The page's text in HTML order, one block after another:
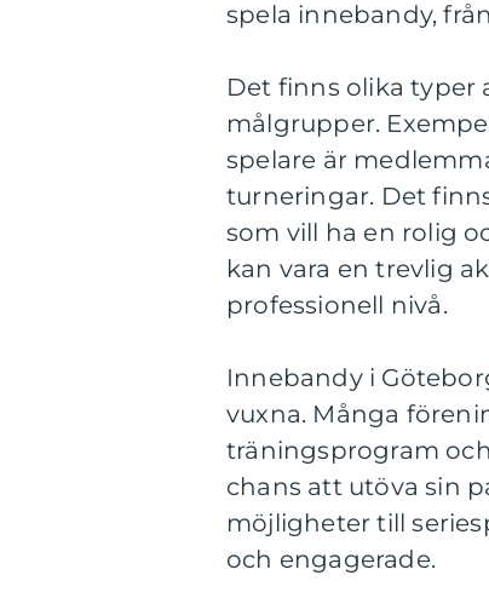
spela innebandy,
Det finns olika typer
målgrupper.
spelare är
turneringar. Det
som vill ha en rolig
kan vara en trevlig
professionell nivå.
Innebandy i
vuxna. Många
träningsprogram
chans att utöva sin
möjligheter till
och engagerade.